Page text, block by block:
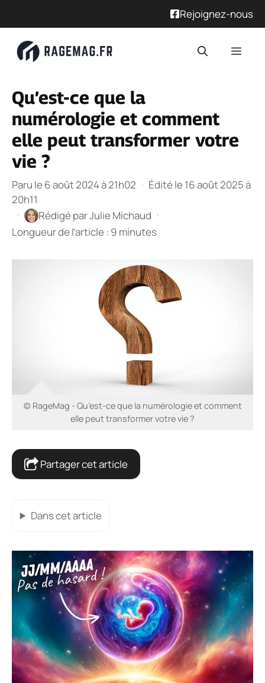
Rejoignez-nous
Qu’est-ce que la
numérologie et comment
elle peut transformer votre
vie ?
Paru le 6 août 2024 à 21h02 · Édité le 16 août 2025 à
20h11
·
Rédigé parJulie Michaud ·
Longueur de l’article : 9 minutes
© RageMag - Qu’est-ce que la numérologie et comment
elle peut transformer votre vie ?
Partager cet article
Dans cet article